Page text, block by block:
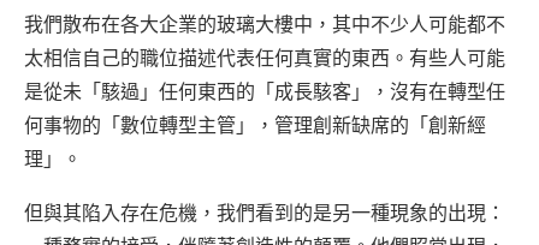
我們散布在各大企業的玻璃大樓中，其中不少人可能都不
太相信自己的職位描述代表任何真實的東西。有些人可能
是從未「駭過」任何東西的「成長駭客」，沒有在轉型任
何事物的「數位轉型主管」，管理創新缺席的「創新經
理」。
但與其陷入存在危機，我們看到的是另一種現象的出現：